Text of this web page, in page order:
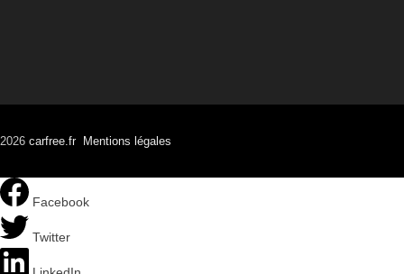
2026 carfree.fr Mentions légales
Facebook
Twitter